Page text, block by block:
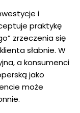
i
praktykę
zrzeczenia się
słabnie. W
a konsumenci
jako
może